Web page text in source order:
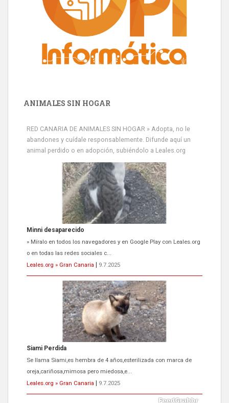
ANIMALES SIN HOGAR
RED CANARIA DE ANIMALES SIN HOGAR » Adopta, no le
abandones y cuídale responsablemente. Difunde aquí un
animal perdido o en adopción, subiéndolo a Leales.org
Minni desaparecido
» Míralo en todos los navegadores y en Google Play con Leales.org
o en todas las redes sociales c...
Leales.org » Gran Canaria
9.7.2025
Siami Perdida
Se llama Siami,es hembra de 4 años,esterilizada con marca de
oreja,cariñosa,mimosa pero miedosa,e...
Leales.org » Gran Canaria
9.7.2025